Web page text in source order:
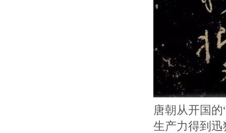
唐朝从开国
生产力得到